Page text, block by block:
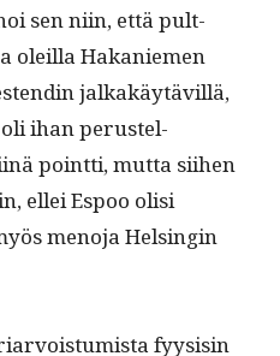
sen niin, että pult­
oleil­la Hakaniemen
jalka­käytävil­lä,
ihan perustel­
point­ti, mut­ta siihen
ellei Espoo olisi
meno­ja Helsin­gin
fyy­sisin